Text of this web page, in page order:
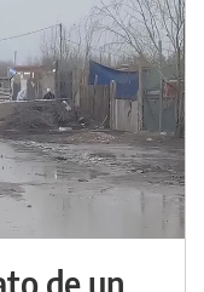
de un